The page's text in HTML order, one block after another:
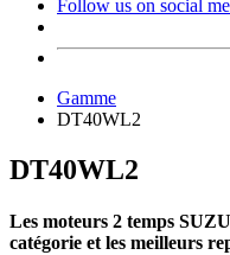
Follow us on social
Gamme
DT40WL2
DT40WL2
Les moteurs 2 temps
catégorie et les meilleurs